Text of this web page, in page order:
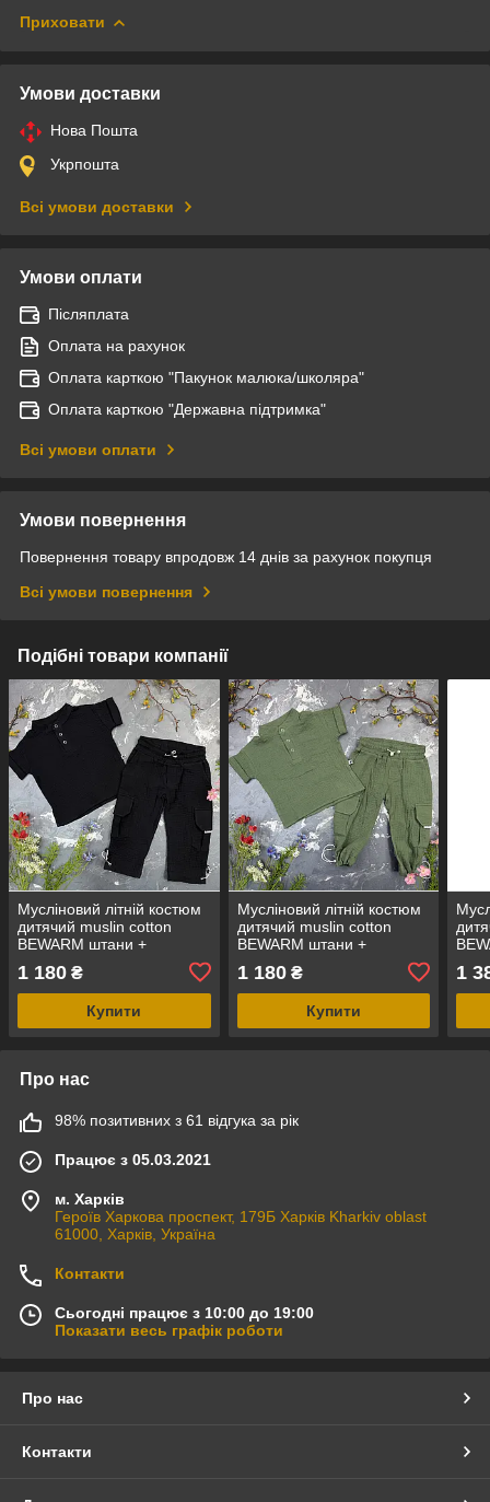
Приховати
Умови доставки
Нова Пошта
Укрпошта
Всі умови доставки
Умови оплати
Післяплата
Оплата на рахунок
Оплата карткою "Пакунок малюка/школяра"
Оплата карткою "Державна підтримка"
Всі умови оплати
Умови повернення
Повернення товару впродовж 14 днів за рахунок покупця
Всі умови повернення
Подібні товари компанії
Мусліновий літній костюм
дитячий muslin cotton
BEWARM штани +
1 180 ₴
Купити
Мусліновий літній костюм
дитячий muslin cotton
BEWARM штани +
1 180₴
Купити
1
Про нас
98% позитивних з 61 відгука за рік
Працює з 05.03.2021
м. Харків
Героїв Харкова проспект, 179Б Харків Kharkiv oblast
61000, Харків, Україна
Контакти
Сьогодні працює з 10:00 до 19:00
Показати весь графік роботи
Про нас
Контакти